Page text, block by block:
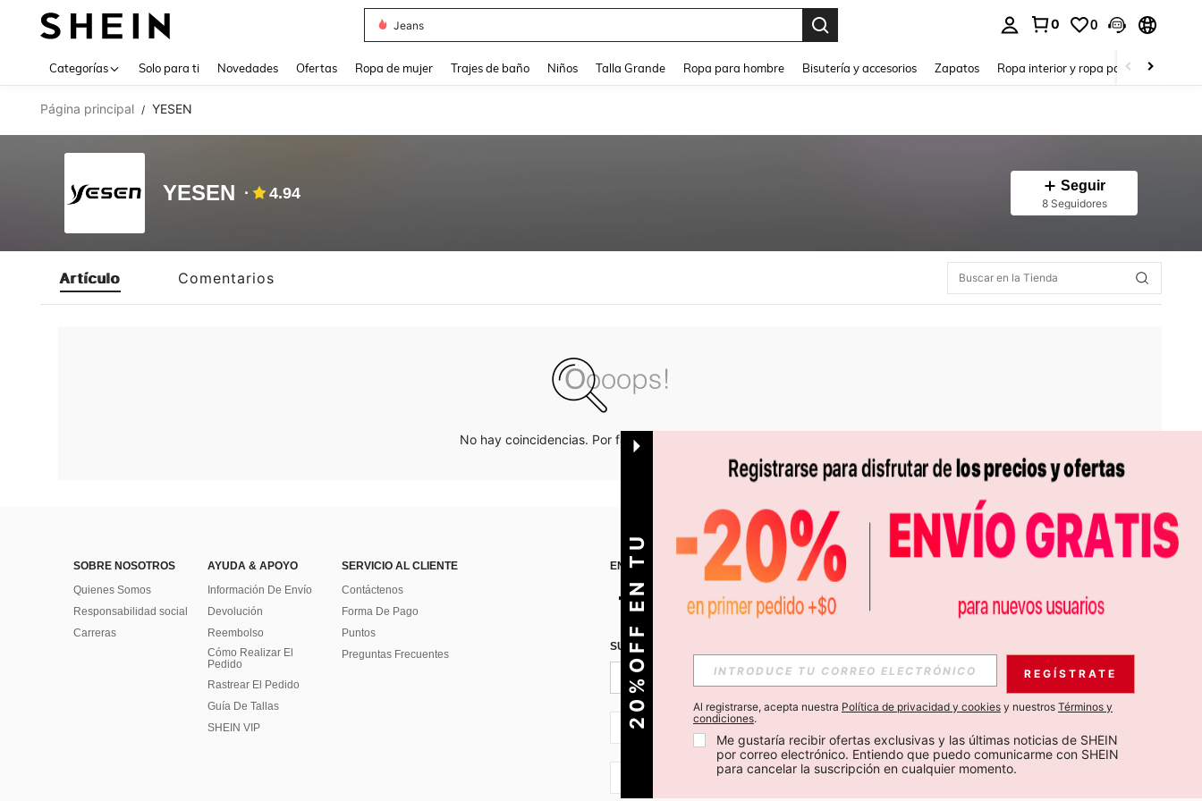
Jeans
0 0
Categorías Solo para ti Novedades Ofertas Ropa de mujer Trajes de baño Niños Talla Grande Ropa para hombre Bisutería y accesorios Zapatos Ropa interior y ropa para dormir
Página principal / YESEN
YESEN 4.94 Seguir
8 Seguidores
Artículo Comentarios
No hay coincidencias. Por favor inténtalo de nuevo.
SOBRE NOSOTROS
Quienes Somos
Responsabilidad social
Carreras
AYUDA & APOYO
Información De Envío
Devolución
Reembolso
Cómo Realizar El
Pedido
Rastrear El Pedido
Guía De Tallas
SHEIN VIP
SERVICIO AL CLIENTE
Contáctenos
Forma De Pago
Puntos
Preguntas Frecuentes
ENCUÉNTRANOS EN APP
SUSCRÍBETE PARA RECIBIR OFERTAS EXCLUSIVAS, PROMOCIONES Y NOTICIAS DE SHEIN
Suscribir
CL + 56
2
0
%
O
F
F
E
N
T
U
P
R
I
M
E
R
P
E
D
I
D REGÍSTRATE
Al registrarse, acepta nuestra Política de privacidad y cookies y nuestros Términos y
condiciones.
Me gustaría recibir ofertas exclusivas y las últimas noticias de SHEIN
por correo electrónico. Entiendo que puedo comunicarme con SHEIN
para cancelar la suscripción en cualquier momento.